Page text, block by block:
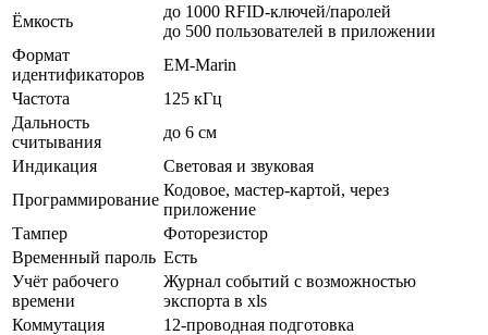
Ёмкость
до 1000 RFID-ключей/паролей
до 500 пользователей в приложении
Формат
идентификаторов
EM-Marin
Частота
125 кГц
Дальность
считывания
до 6 см
Индикация
Световая и звуковая
Программирование
Кодовое, мастер-картой, через
приложение
Тампер
Фоторезистор
Временный пароль Есть
Учёт рабочего
времени
Журнал событий с возможностью
экспорта в xls
Коммутация
12-проводная подготовка